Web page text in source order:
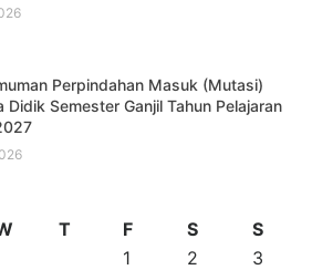
Perpindahan Masuk (Mutasi)
Didik Semester Ganjil Tahun Pelajaran
T F S
S
1
2
3